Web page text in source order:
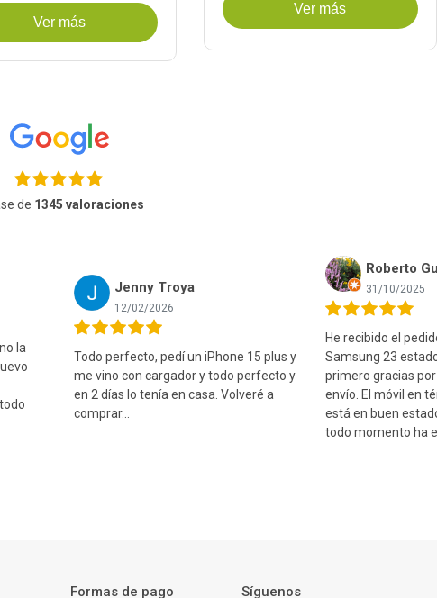
Ver más
Ver más
de 1345 valoraciones
la
Jenny Troya
12/02/2026
Todo perfecto, pedí un iPhone 15 plus y
me vino con cargador y todo perfecto y
en 2 días lo tenía en casa. Volveré a
comprar...
Roberto
31/10/2025
He recibido el
Samsung 23
primero gracias por
envío. El móvil en
está en buen
todo momento ha
Formas de pago Síguenos